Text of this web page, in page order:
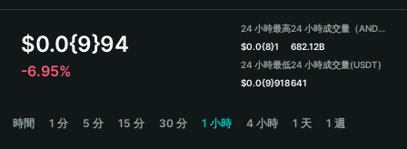
Español
$0.0{9}94
-6.95%
24 小時最高
$0.0{8}1
24 小時最低
$0.0{9}918
24 小時成交量（ANDY）
682.12B
24 小時成交量(USDT)
641
時間 1 分 5 分 15 分 30 分 1 小時 4 小時 1 天 1 週